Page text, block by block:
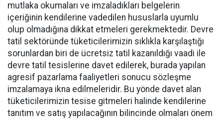
mutlaka okumaları ve imzaladıkları belgelerin
içeriğinin kendilerine vadedilen hususlarla uyumlu
olup olmadığına dikkat etmeleri gerekmektedir. Devre
tatil sektöründe tüketicilerimizin sıklıkla karşılaştığı
sorunlardan biri de ücretsiz tatil kazanıldığı vaadi ile
devre tatil tesislerine davet edilerek, burada yapılan
agresif pazarlama faaliyetleri sonucu sözleşme
imzalamaya ikna edilmeleridir. Bu yönde davet alan
tüketicilerimizin tesise gitmeleri halinde kendilerine
tanıtım ve satış yapılacağının bilincinde olmaları önem